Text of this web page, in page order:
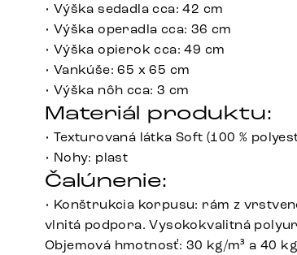
• Výška sedadla cca: 42 cm
• Výška operadla cca: 36 cm
• Výška opierok cca: 49 cm
• Vankúše: 65 x 65 cm
• Výška nôh cca: 3 cm
Materiál produktu:
• Texturovaná látka Soft (100 %
• Nohy: plast
Čalúnenie:
• Konštrukcia korpusu: rám z
vlnitá podpora. Vysokokvalitná
Objemová hmotnosť: 30 kg/m³ a 40